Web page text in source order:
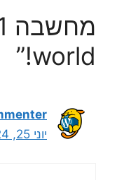
world!”
יוני 25, 2024 בשעה 10:19 pm